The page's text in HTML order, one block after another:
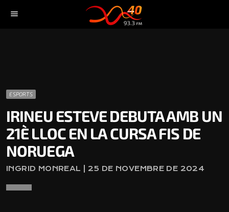
menu
ESPORTS
IRINEU ESTEVE DEBUTA AMB UN
21È LLOC EN LA CURSA FIS DE
NORUEGA
INGRID MONREAL | 25 DE NOVEMBRE DE 2024